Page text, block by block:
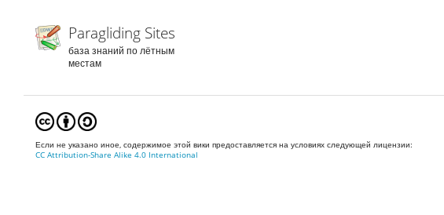
Paragliding Sites
база знаний по лётным
местам
Если не указано иное, содержимое этой вики предоставляется на условиях следующей лицензии:
CC Attribution-Share Alike 4.0 International